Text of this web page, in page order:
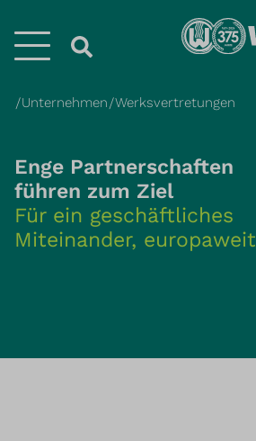
Menü
Unternehmen Werksvertretungen
Enge Partnerschaften
führen zum Ziel
Für ein geschäftliches
Miteinander, europaweit